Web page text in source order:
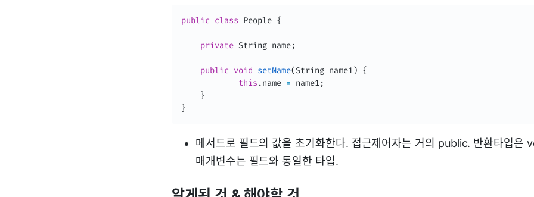
public class People {
private String name;
public void setName(String name1) {
this .name = name1;
}
}
메서드로 필드의 값을 초기화한다. 접근제어자는 거의 public. 반환타입은
매개변수는 필드와 동일한 타입.